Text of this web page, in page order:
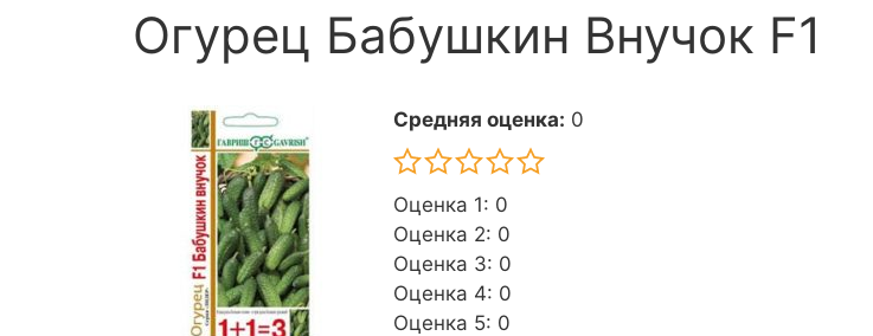
Огурец Бабушкин Внучок F1
Средняя оценка: 0
Оценка 1: 0
Оценка 2: 0
Оценка 3: 0
Оценка 4: 0
Оценка 5: 0